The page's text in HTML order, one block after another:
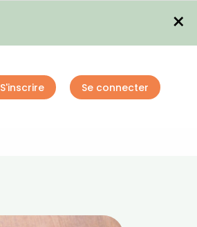
×
S'inscrire Se connecter